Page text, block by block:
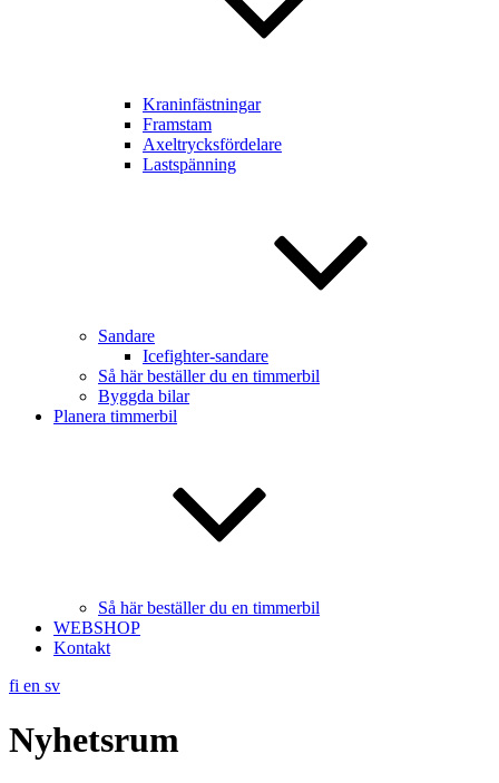
Kraninfästningar
Framstam
Axeltrycksfördelare
Lastspänning
Sandare
Icefighter-sandare
Så här beställer du en timmerbil
Byggda bilar
Planera timmerbil
Så här beställer du en timmerbil
WEBSHOP
Kontakt
fi en sv
Nyhetsrum